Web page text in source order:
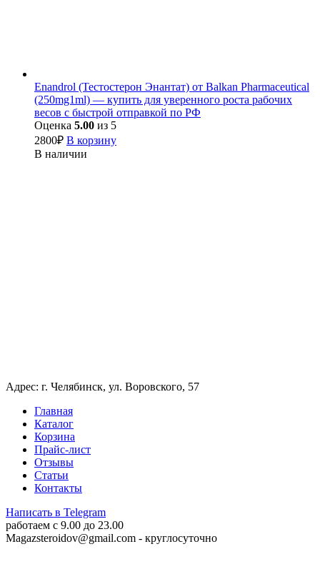
Enandrol (Тестостерон Энантат) от Balkan Pharmaceutical
(250mg1ml) — купить для уверенного роста рабочих
весов с быстрой отправкой по РФ
Оценка 5.00 из 5
2800₽ В корзину
В наличии
Адрес: г. Челябинск, ул. Воровского, 57
Главная
Каталог
Корзина
Прайс-лист
Отзывы
Статьи
Контакты
Написать в Telegram
работаем c 9.00 до 23.00
Magazsteroidov@gmail.com - круглосуточно